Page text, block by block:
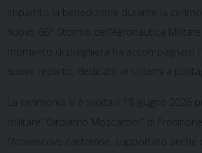
impartito la benedizione durante la
nuovo 66° Stormo dell’Aeronautica
momento di preghiera ha accompagnato
nuovo reparto, dedicato ai sistemi a
La cerimonia si è svolta il 18 giugno 2026
militare “Girolamo Moscardini” di
l’Arcivescovo castrense, supportato anche